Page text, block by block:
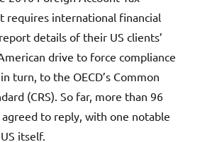
requires international financial
details of their US clients’
drive to force compliance
turn, to the OECD’s Common
(CRS). So far, more than 96
to reply, with one notable
itself.